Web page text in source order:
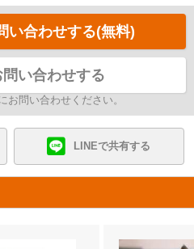
い合わせする(無料)
問い合わせする
お問い合わせください。
LINEで共有する